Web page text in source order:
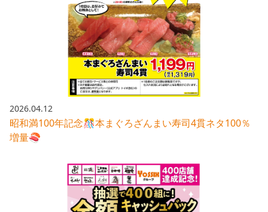
2026.04.12
昭和満100年記念🎊本まぐろざんまい寿司4貫ネタ100％
増量🍣